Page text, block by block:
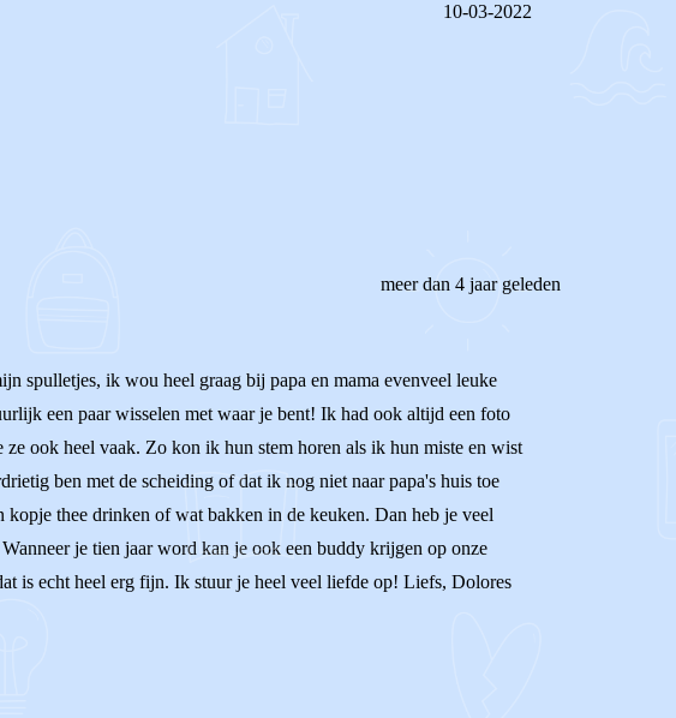
10-03-2022
meer dan 4 jaar geleden
spulletjes, ik wou heel graag bij papa en mama evenveel leuke
een paar wisselen met waar je bent! Ik had ook altijd een foto
ook heel vaak. Zo kon ik hun stem horen als ik hun miste en wist
ben met de scheiding of dat ik nog niet naar papa's huis toe
thee drinken of wat bakken in de keuken. Dan heb je veel
je tien jaar word kan je ook een buddy krijgen op onze
is echt heel erg fijn. Ik stuur je heel veel liefde op! Liefs, Dolores